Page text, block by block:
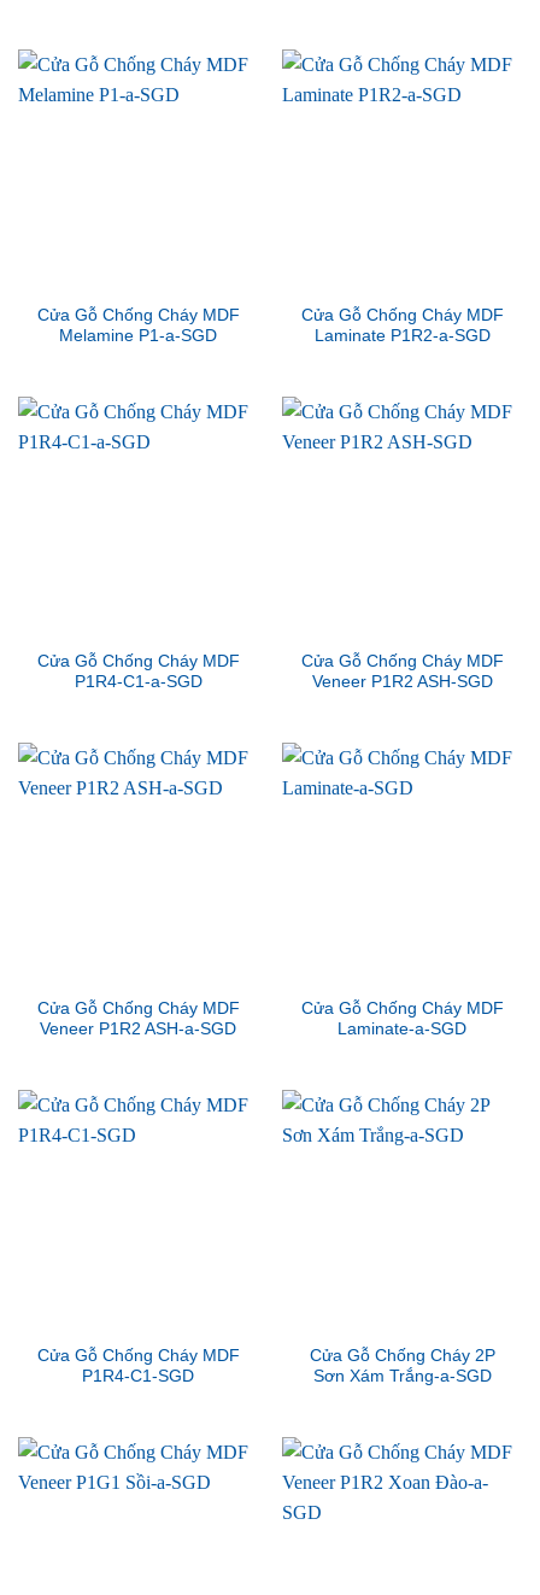
Cửa Gỗ Chống Cháy MDF
Melamine P1-a-SGD
Cửa Gỗ Chống Cháy MDF
Laminate P1R2-a-SGD
Cửa Gỗ Chống Cháy MDF
P1R4-C1-a-SGD
Cửa Gỗ Chống Cháy MDF
Veneer P1R2 ASH-SGD
Cửa Gỗ Chống Cháy MDF
Veneer P1R2 ASH-a-SGD
Cửa Gỗ Chống Cháy MDF
Laminate-a-SGD
Cửa Gỗ Chống Cháy MDF
P1R4-C1-SGD
Cửa Gỗ Chống Cháy 2P
Sơn Xám Trắng-a-SGD